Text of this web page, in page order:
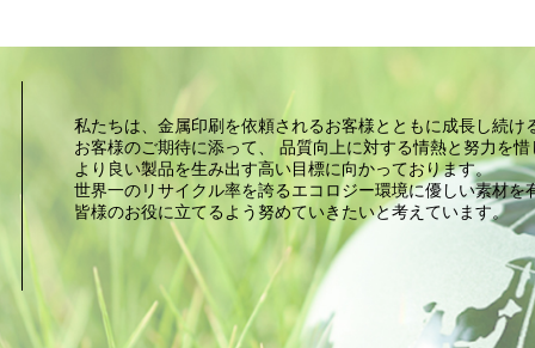
私たちは、金属印刷を依頼されるお客様とともに成長し続け
お客様のご期待に添って、 品質向上に対する情熱と努力を
より良い製品を生み出す高い目標に向かっております。
世界一のリサイクル率を誇るエコロジー環境に優しい素材を
皆様のお役に立てるよう努めていきたいと考えています。